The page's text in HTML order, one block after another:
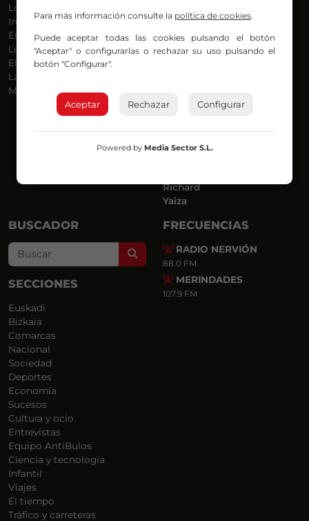
Lo Más Nuevo
Informativos
En Ruta
Locos por la Música
El Supermadrugador
La Mañana de Radio Nervión
Más Madrugada
Eva Argote
Endika
Iker
José Ignacio
Luis Carlos
Mar y Cielo
Richard
Yaiza
BUSCADOR
Search
SECCIONES
Euskadi
Bizkaia
Comarcas
Nacional
Sociedad
Deportes
Economía
Sucesos
Cultura y ocio
Entrevistas
Equipo AntiBulos
Ciencia y tecnología
Infantil
Viajes
El tiempo
Tráfico y carreteras
FRECUENCIAS
RADIO NERVIÓN
88.0 FM
MERINDADES
107.9 FM
Para más información consulte la política de cookies.
Puede aceptar todas las cookies pulsando el botón
"Aceptar" o configurarlas o rechazar su uso pulsando el
botón "Configurar".
Aceptar Rechazar Configurar
Powered by Media Sector S.L.